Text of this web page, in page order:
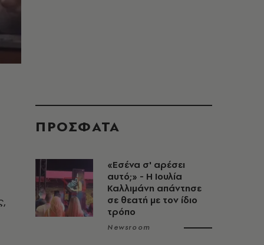
ΠΡΟΣΦΑΤΑ
«Εσένα σ' αρέσει
αυτό;» - Η Ιουλία
Καλλιμάνη απάντησε
σε θεατή με τον ίδιο
τρόπο
Newsroom